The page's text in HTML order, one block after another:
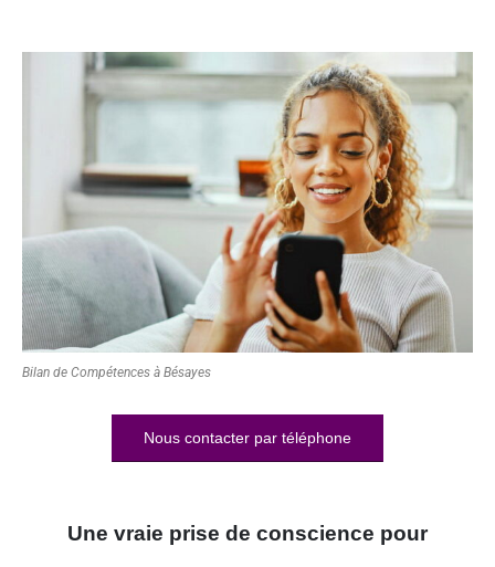
Bilan de Compétences à Bésayes
Nous contacter par téléphone
Une vraie prise de conscience pour